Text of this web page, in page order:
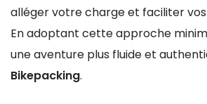
alléger votre charge et faciliter
En adoptant cette approche
une aventure plus fluide et
Bikepacking.